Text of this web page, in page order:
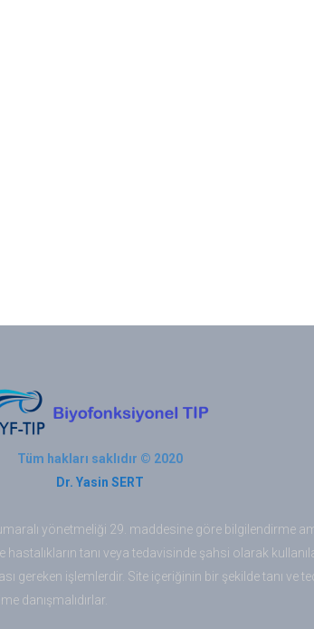
Tüm hakları saklıdır © 2020
Dr. Yasin SERT
yönetmeliği 29. maddesine göre bilgilendirme
tanı veya tedavisinde şahsi olarak
gereken işlemlerdir. Site içeriğinin bir şekilde tanı
danışmalıdırlar.